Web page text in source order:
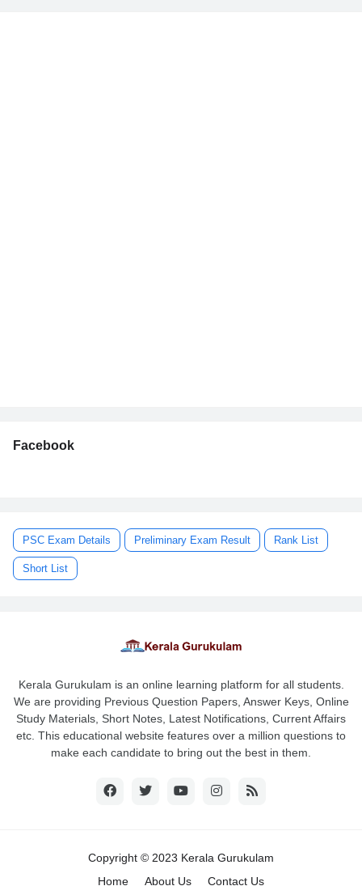
Facebook
PSC Exam Details Preliminary Exam Result Rank List
Short List
Kerala Gurukulam is an online learning platform for all students.
We are providing Previous Question Papers, Answer Keys, Online
Study Materials, Short Notes, Latest Notifications, Current Affairs
etc. This educational website features over a million questions to
make each candidate to bring out the best in them.
Copyright © 2023 Kerala Gurukulam
Home
About Us Contact Us